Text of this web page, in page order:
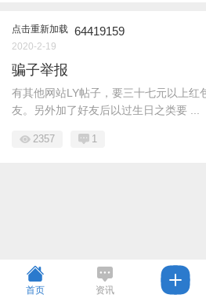
点击重新加载 64419159
2020-2-19
骗子举报
有其他网站LY帖子，要三十七元以上红
友。另外加了好友后以过生日之类要 ...
2357 1
首页 资讯